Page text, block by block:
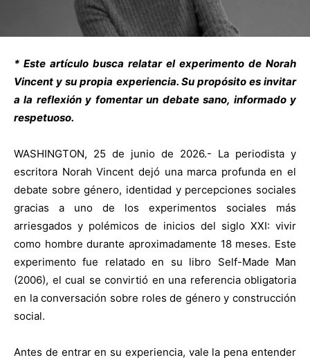
* Este artículo busca relatar el experimento de Norah
Vincent y su propia experiencia. Su propósito es invitar
a la reflexión y fomentar un debate sano, informado y
respetuoso.
WASHINGTON, 25 de junio de 2026.- La periodista y
escritora Norah Vincent dejó una marca profunda en el
debate sobre género, identidad y percepciones sociales
gracias a uno de los experimentos sociales más
arriesgados y polémicos de inicios del siglo XXI: vivir
como hombre durante aproximadamente 18 meses. Este
experimento fue relatado en su libro Self-Made Man
(2006), el cual se convirtió en una referencia obligatoria
en la conversación sobre roles de género y construcción
social.
Antes de entrar en su experiencia, vale la pena entender